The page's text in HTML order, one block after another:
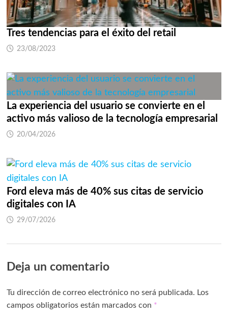
Tres tendencias para el éxito del retail
23/08/2023
La experiencia del usuario se convierte en el
activo más valioso de la tecnología empresarial
20/04/2026
Ford eleva más de 40% sus citas de servicio
digitales con IA
29/07/2026
Deja un comentario
Tu dirección de correo electrónico no será publicada. Los
campos obligatorios están marcados con *